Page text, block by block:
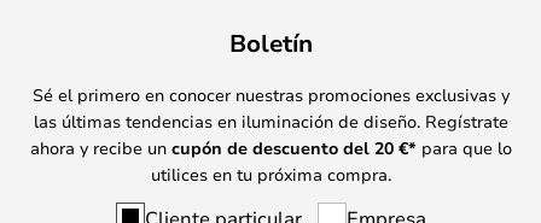
Boletín
Sé el primero en conocer nuestras promociones exclusivas y
las últimas tendencias en iluminación de diseño. Regístrate
ahora y recibe un cupón de descuento del 20 €* para que lo
utilices en tu próxima compra.
Cliente particular Empresa